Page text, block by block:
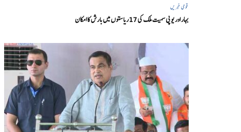
قومی خبریں
بہار اور یو پی سمیت ملک کی 17ریاستوں میں بارش کا امکان